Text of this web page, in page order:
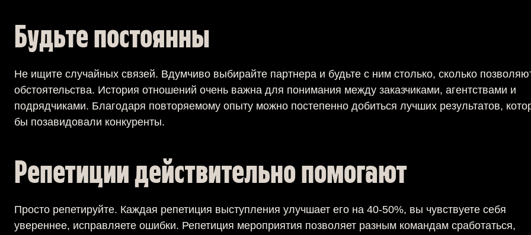
Будьте постоянны
Не ищите случайных связей. Вдумчиво выбирайте партнера и будьте с ним столько, сколько
обстоятельства. История отношений очень важна для понимания между заказчиками, агентствами и
подрядчиками. Благодаря повторяемому опыту можно постепенно добиться лучших результатов,
бы позавидовали конкуренты.
Репетиции действительно помогают
Просто репетируйте. Каждая репетиция выступления улучшает его на 40-50%, вы чувствуете себя
увереннее, исправляете ошибки. Репетиция мероприятия позволяет разным командам сработаться,